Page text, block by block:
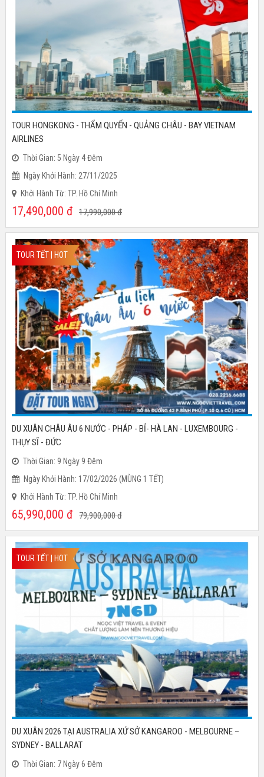
TOUR HONGKONG - THẨM QUYẾN - QUẢNG CHÂU - BAY VIETNAM
AIRLINES
Thời Gian: 5 Ngày 4 Đêm
Ngày Khởi Hành: 27/11/2025
Khởi Hành Từ: TP. Hồ Chí Minh
17,490,000 đ 17,990,000đ
TOUR TẾT | HOT
DU XUÂN CHÂU ÂU 6 NƯỚC - PHÁP - BỈ- HÀ LAN - LUXEMBOURG -
THỤY SĨ - ĐỨC
Thời Gian: 9 Ngày 9 Đêm
Ngày Khởi Hành: 17/02/2026 (MÙNG 1 TẾT)
Khởi Hành Từ: TP. Hồ Chí Minh
65,990,000 đ 79,900,000đ
TOUR TẾT | HOT
DU XUÂN 2026 TẠI AUSTRALIA XỨ SỞ KANGAROO - MELBOURNE –
SYDNEY - BALLARAT
Thời Gian: 7 Ngày 6 Đêm